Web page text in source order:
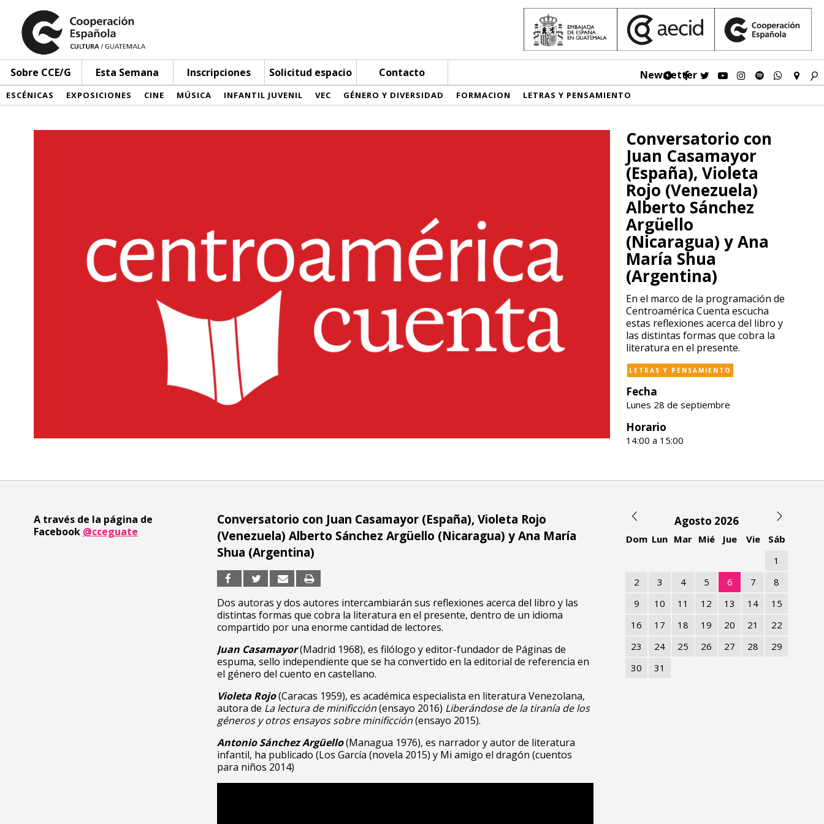
Sobre CCE/G Esta Semana Inscripciones Solicitud espacio Contacto Newsletter
ESCÉNICAS EXPOSICIONES CINE MÚSICA INFANTIL JUVENIL VEC GÉNERO Y DIVERSIDAD FORMACION LETRAS Y PENSAMIENTO
Conversatorio con
Juan Casamayor
(España), Violeta
Rojo (Venezuela)
Alberto Sánchez
Argüello
(Nicaragua) y Ana
María Shua
(Argentina)
En el marco de la programación de
Centroamérica Cuenta escucha
estas reflexiones acerca del libro y
las distintas formas que cobra la
literatura en el presente.
LETRAS Y PENSAMIENTO
Fecha
Lunes 28 de septiembre
Horario
14:00 a 15:00
A través de la página de
Facebook @cceguate
Conversatorio con Juan Casamayor (España), Violeta Rojo
(Venezuela) Alberto Sánchez Argüello (Nicaragua) y Ana María
Shua (Argentina)
Dos autoras y dos autores intercambiarán sus reflexiones acerca del libro y las
distintas formas que cobra la literatura en el presente, dentro de un idioma
compartido por una enorme cantidad de lectores.
Juan Casamayor(Madrid 1968), es filólogo y editor-fundador de Páginas de
espuma, sello independiente que se ha convertido en la editorial de referencia en
el género del cuento en castellano.
Violeta Rojo(Caracas 1959), es académica especialista en literatura Venezolana,
autora de La lectura de minificción(ensayo 2016) Liberándose de la tiranía de los
géneros y otros ensayos sobre minificción(ensayo 2015).
Antonio Sánchez Argüello(Managua 1976), es narrador y autor de literatura
infantil, ha publicado (Los García (novela 2015) y Mi amigo el dragón (cuentos
para niños 2014)
Agosto 2026
Dom Lun Mar Mié Jue Vie
Sáb
1
2
3 4 5 6 7
8
9
10 11 12 13 14
15
16
17 18 19 20 21
22
23
24 25 26 27 28
29
30
31